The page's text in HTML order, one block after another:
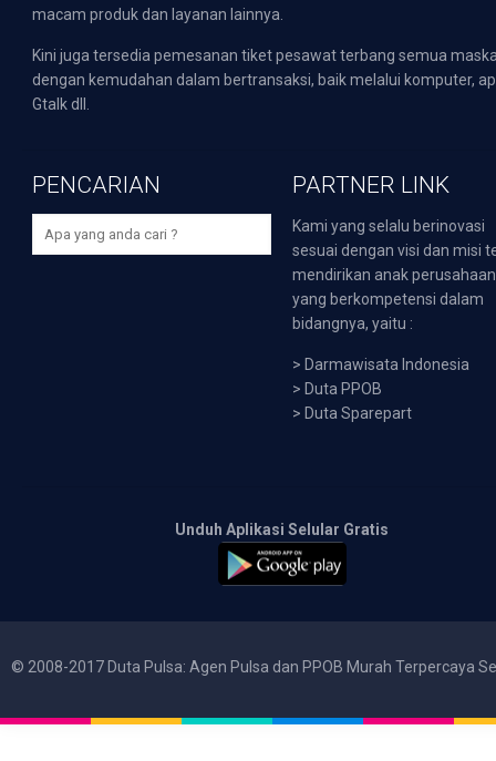
macam produk dan layanan lainnya.
Kini juga tersedia pemesanan tiket pesawat terbang semua
dengan kemudahan dalam bertransaksi, baik melalui komputer,
Gtalk dll.
PENCARIAN PARTNER LINK
Kami yang selalu berinovasi
sesuai dengan visi dan misi
mendirikan anak perusahaan
yang berkompetensi dalam
bidangnya, yaitu :
> Darmawisata Indonesia
> Duta PPOB
> Duta Sparepart
Unduh Aplikasi Selular Gratis
© 2008-2017 Duta Pulsa: Agen Pulsa dan PPOB Murah Terpercaya